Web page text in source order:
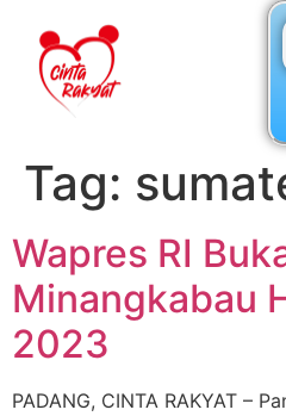
Tag:
Wapres RI
Minangkabau
2023
PADANG, CINTA RAKYAT –